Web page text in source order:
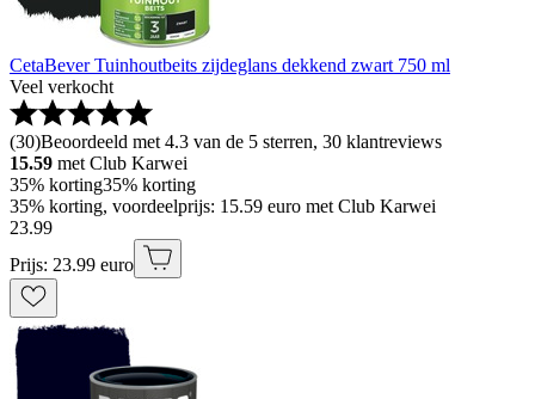
CetaBever Tuinhoutbeits zijdeglans dekkend zwart 750 ml
Veel verkocht
(30)Beoordeeld met 4.3 van de 5 sterren, 30 klantreviews
15.59 met Club Karwei
35% korting35% korting
35% korting, voordeelprijs: 15.59 euro met Club Karwei
23.99
Prijs: 23.99 euro